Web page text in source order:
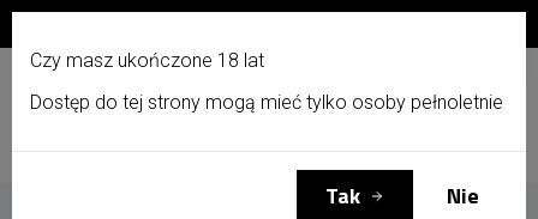
Menu Zaloguj się Koszyk (0)
Czy masz ukończone 18 lat
Dostęp do tej strony mogą mieć tylko osoby pełnoletnie
Tak Nie